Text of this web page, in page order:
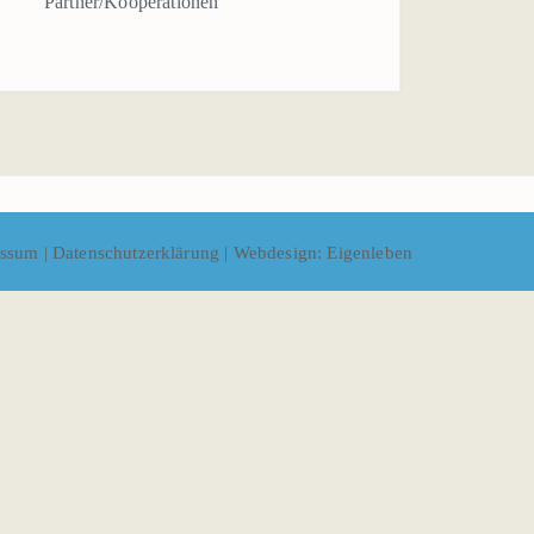
| Datenschutzerklärung | Webdesign: Eigenleben